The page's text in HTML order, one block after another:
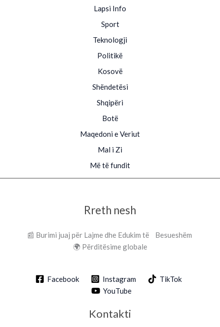
Lapsi Info
Sport
Teknologji
Politikë
Kosovë
Shëndetësi
Shqipëri
Botë
Maqedoni e Veriut
Mal i Zi
Më të fundit
Rreth nesh
📰 Burimi juaj për Lajme dhe Edukim të Besueshëm
🌍 Përditësime globale
Facebook Instagram
TikTok
YouTube
Kontakti